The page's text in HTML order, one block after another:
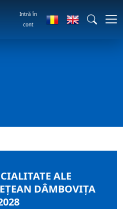
Intră în
cont
ALE
DÂMBOVIȚA